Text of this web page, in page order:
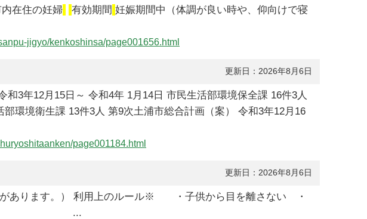
在住の妊婦 有効期間 妊娠期間中（体調が良い時や、仰向けで寝
jigyo/kenkoshinsa/page001656.html
更新日：2026年8月6日
3年12月15日～ 令和4年 1月14日 市民生活部環境保全課 16件3人
環境衛生課 13件3人 第9次土浦市総合計画（案） 令和3年12月16
page001184.html
更新日：2026年8月6日
あります。） 利用上のルール※ ・子供から目を離さない ・
ち帰る ...